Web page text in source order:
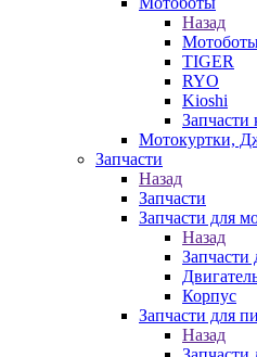
Назад
TIGER
RYO
Kioshi
Запчасти
Мотокуртки,
Запчасти
Назад
Запчасти
Запчасти для
Назад
Запчасти
Корпус
Запчасти для
Назад